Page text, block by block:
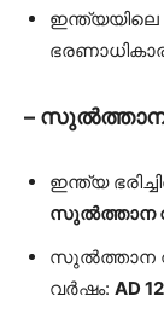
–
ഇന്ത്യ
സുൽത്താന
സുൽത്താന
വർഷം: AD